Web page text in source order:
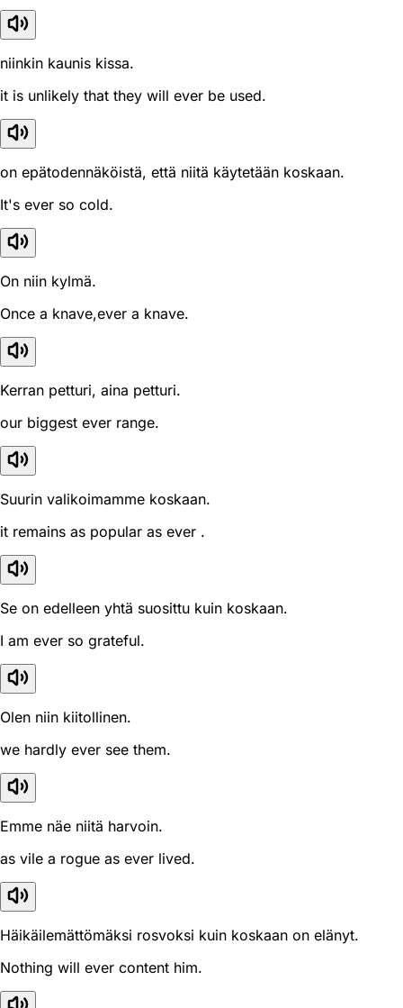
niinkin kaunis kissa.
it is unlikely that they will ever be used.
on epätodennäköistä, että niitä käytetään koskaan.
It's ever so cold.
On niin kylmä.
Once a knave,ever a knave.
Kerran petturi, aina petturi.
our biggest ever range.
Suurin valikoimamme koskaan.
it remains as popular as ever .
Se on edelleen yhtä suosittu kuin koskaan.
I am ever so grateful.
Olen niin kiitollinen.
we hardly ever see them.
Emme näe niitä harvoin.
as vile a rogue as ever lived.
Häikäilemättömäksi rosvoksi kuin koskaan on elänyt.
Nothing will ever content him.